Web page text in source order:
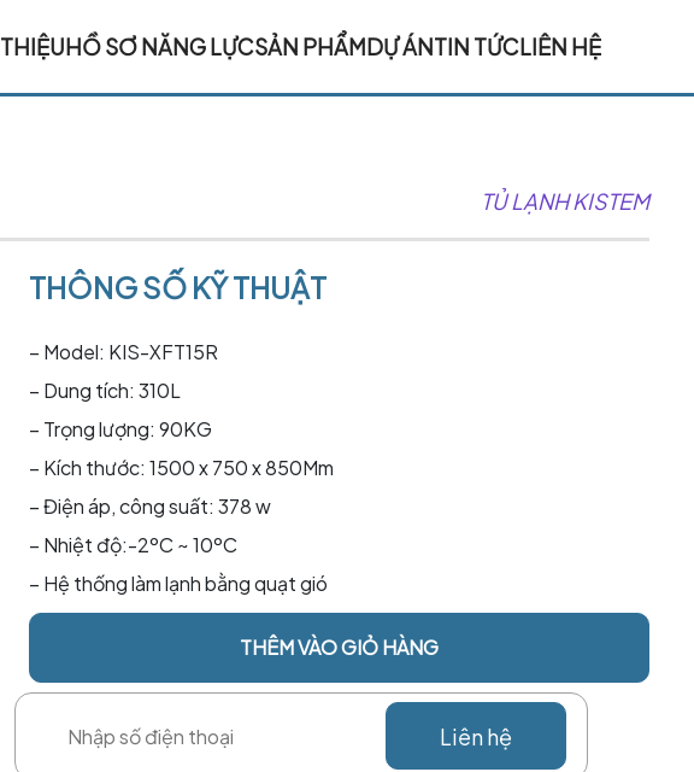
HỒ SƠ NĂNG LỰCSẢN PHẨMDỰ ÁNTIN TỨCLIÊN HỆ
TỦ LẠNH KISTEM
THÔNG SỐ KỸ THUẬT
– Model: KIS-XFT15R
– Dung tích: 310L
– Trọng lượng: 90KG
– Kích thước: 1500 x 750 x 850Mm
– Điện áp, công suất: 378 w
– Nhiệt độ:-2ºC ~ 10ºC
– Hệ thống làm lạnh bằng quạt gió
THÊM VÀO GIỎ HÀNG
Liên hệ